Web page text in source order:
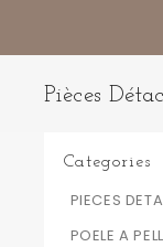
Pièces
Categories
PIECES
POELE A